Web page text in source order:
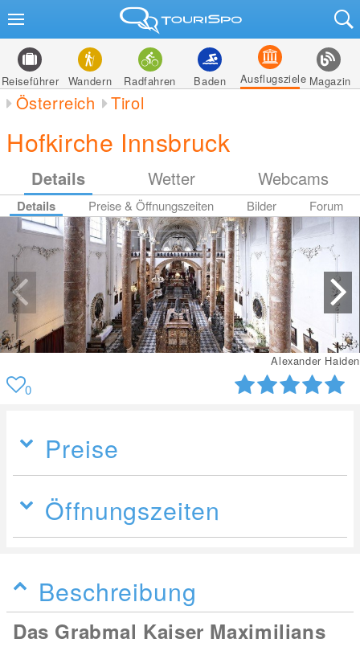
Reiseführer Wandern Radfahren Baden Ausflugsziele Magazin
Österreich Tirol
Hofkirche Innsbruck
Details Wetter Webcams
Details Preise & Öffnungszeiten Bilder Forum
Alexander Haiden
0
Preise
Öffnungszeiten
Beschreibung
Das Grabmal Kaiser Maximilians